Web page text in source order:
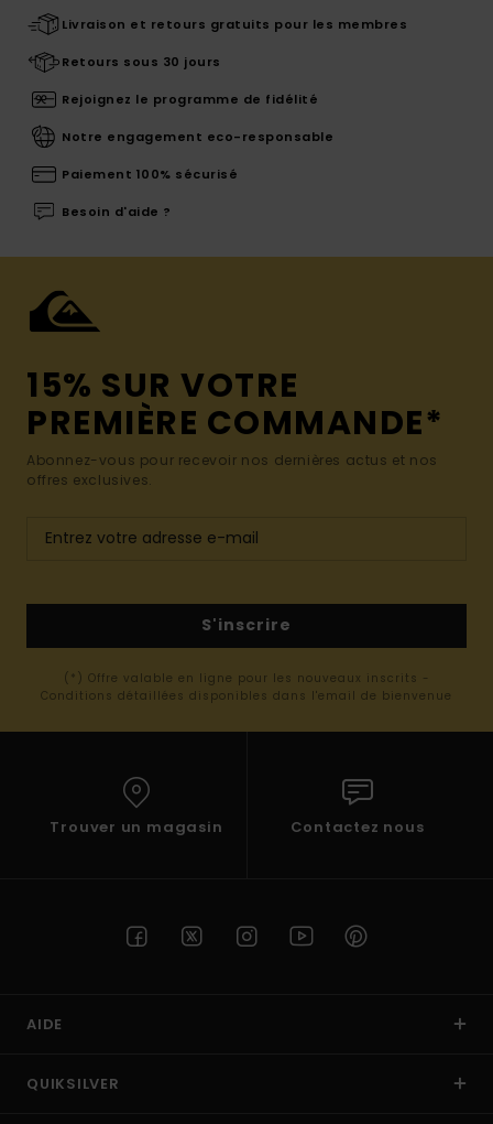
Livraison et retours gratuits pour les membres
Retours sous 30 jours
Rejoignez le programme de fidélité
Notre engagement eco-responsable
Paiement 100% sécurisé
Besoin d'aide ?
15% SUR VOTRE
PREMIÈRE COMMANDE*
Abonnez-vous pour recevoir nos dernières actus et nos
offres exclusives.
S'inscrire
(*) Offre valable en ligne pour les nouveaux inscrits -
Conditions détaillées disponibles dans l'email de bienvenue
Trouver un magasin Contactez nous
AIDE
QUIKSILVER